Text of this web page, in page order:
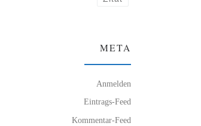
META
Anmelden
Eintrags-Feed
Kommentar-Feed